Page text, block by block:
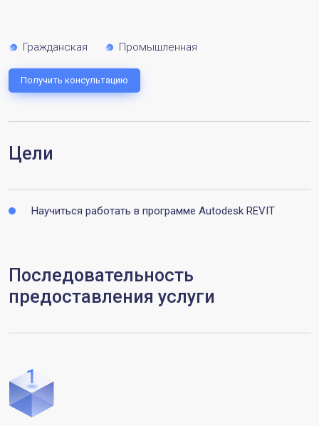
Гражданская Промышленная
Получить консультацию
Цели
Научиться работать в программе Autodesk REVIT
Последовательность
предоставления услуги